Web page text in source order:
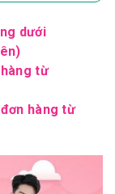
dưới
từ
hàng từ